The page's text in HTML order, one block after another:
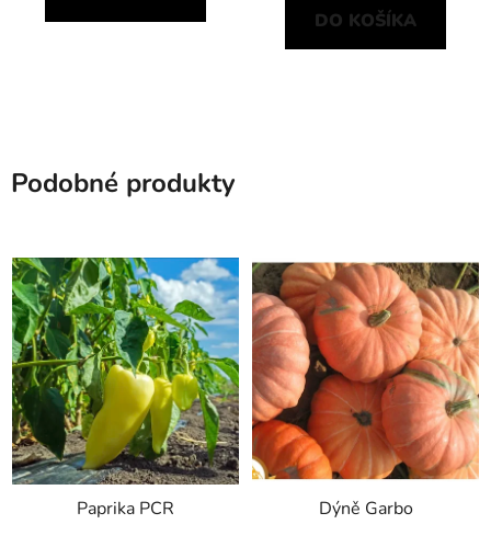
DO KOŠÍKA
Podobné produkty
Paprika PCR Dýně Garbo